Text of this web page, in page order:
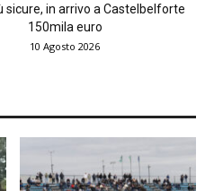
sicure, in arrivo a Castelbelforte
150mila euro
10 Agosto 2026